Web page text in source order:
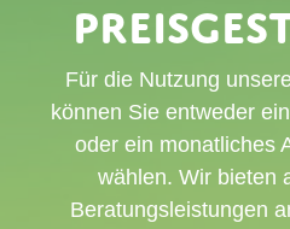
Für die Nutzung
können Sie entweder
oder ein monatliches
wählen. Wir bieten
Beratungsleistungen